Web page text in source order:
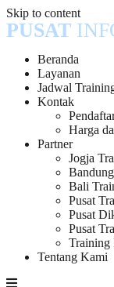
Skip to content
PUSAT
Beranda
Layanan
Jadwal
Kontak
Harga
Partner
Jogja
Bali
Pusat
Pusat
Pusat
Training
Tentang Kami